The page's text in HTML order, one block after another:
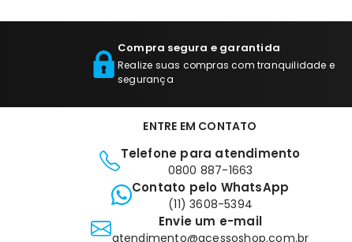
Compra segura e garantida
Realize suas compras com tranquilidade e
segurança
ENTRE EM CONTATO
Telefone para atendimento
0800 887-1663
Contato pelo WhatsApp
(11) 3608-5394
Envie um e-mail
atendimento@acessoshop.com.br